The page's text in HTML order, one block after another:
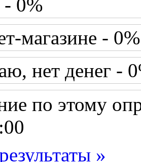
(1)
(1)
(2)
(2)
0%
магазине - 0%
нет денег -
по этому
»